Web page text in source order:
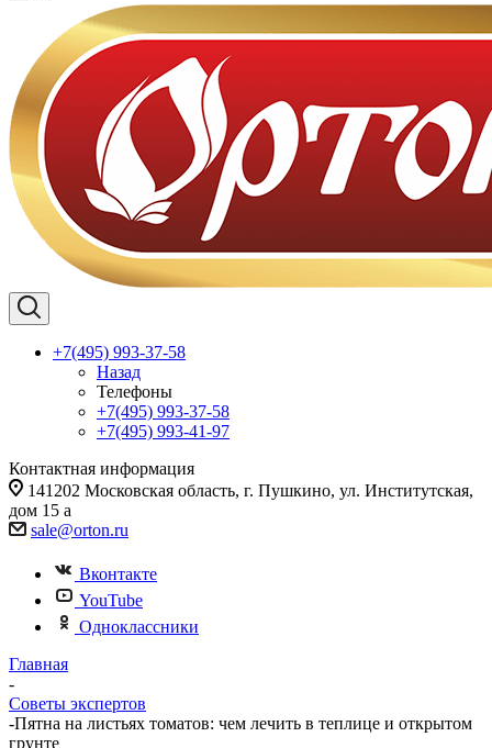
+7(495) 993-37-58
Назад
Телефоны
+7(495) 993-37-58
+7(495) 993-41-97
Контактная информация
141202 Московская область, г. Пушкино, ул. Институтская,
дом 15 а
sale@orton.ru
Вконтакте
YouTube
Одноклассники
Главная
-
Советы экспертов
-Пятна на листьях томатов: чем лечить в теплице и открытом
грунте